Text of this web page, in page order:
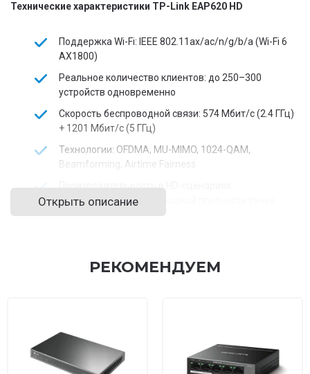
Технические характеристики TP-Link EAP620 HD
Поддержка Wi-Fi: IEEE 802.11ax/ac/n/g/b/a (Wi-Fi 6
AX1800)
Реальное количество клиентов: до 250–300
устройств одновременно
Скорость беспроводной связи: 574 Мбит/с (2.4 ГГц)
+ 1201 Мбит/с (5 ГГц)
Технологии: OFDMA, MU-MIMO, 1024-QAM,
Beamforming, Airtime Fairness
Производительность в HD-сценариях:
оптимизирована для высокой плотности точек
подключения
Интерфейсы: 1 × 10/100/1000M Ethernet RJ-45 (PoE
Монтаж: потолок/стена, комплект крепежа в
наборе
Открыть описание
РЕКОМЕНДУЕМ